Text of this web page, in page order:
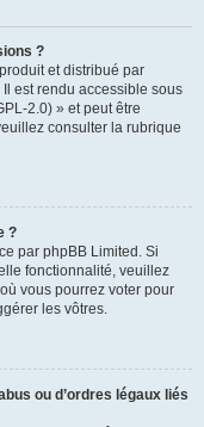
?
et distribué par
est rendu accessible sous
2.0) » et peut être
consulter la rubrique
?
par phpBB Limited. Si
fonctionnalité, veuillez
vous pourrez voter pour
les vôtres.
ou d’ordres légaux liés